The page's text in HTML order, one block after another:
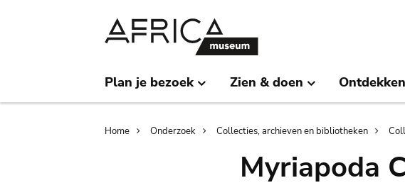
Plan je bezoek Zien & doen Ontdekken
Breadcrumb
Home Onderzoek Collecties, archieven en bibliotheken
Myriapoda